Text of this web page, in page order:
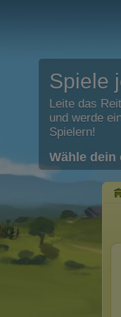
Spiele
Leite das
und werde
Spielern!
Wähle dein